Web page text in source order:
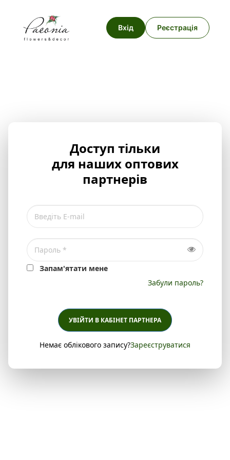
Вхід Реєстрація
Доступ тільки
для наших оптових
партнерів
Запам'ятати мене
Забули пароль?
УВІЙТИ В КАБІНЕТ ПАРТНЕРА
Немає облікового запису?Зареєструватися